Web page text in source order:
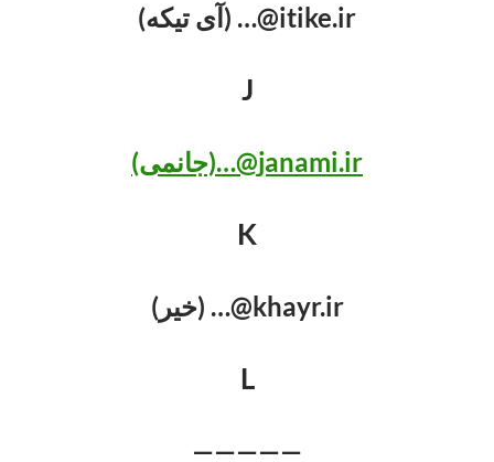
itike.ir@… (آی تیکه)
J
janami.ir@…(جانمی)
K
khayr.ir@… (خیر)
L
—————